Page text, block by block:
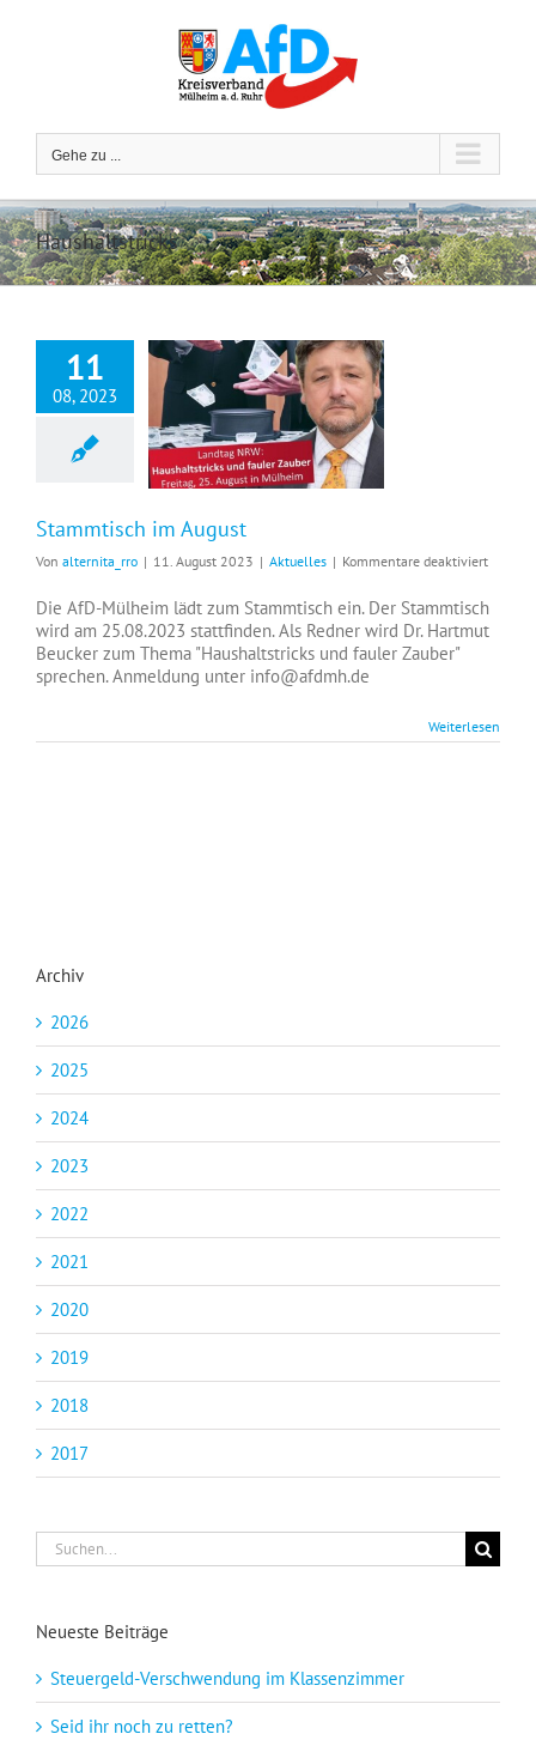
Gehe zu ...
Haushaltstricks
11
08, 2023
Stammtisch im August
Von alternita_rro | 11. August 2023 | Aktuelles | Kommentare deaktiviertfür
im
August
Die AfD-Mülheim lädt zum Stammtisch ein. Der Stammtisch
wird am 25.08.2023 stattfinden. Als Redner wird Dr. Hartmut
Beucker zum Thema "Haushaltstricks und fauler Zauber"
sprechen. Anmeldung unter info@afdmh.de
Weiterlesen
Archiv
2026
2025
2024
2023
2022
2021
2020
2019
2018
2017
Suche
nach:
Neueste Beiträge
Steuergeld-Verschwendung im Klassenzimmer
Seid ihr noch zu retten?